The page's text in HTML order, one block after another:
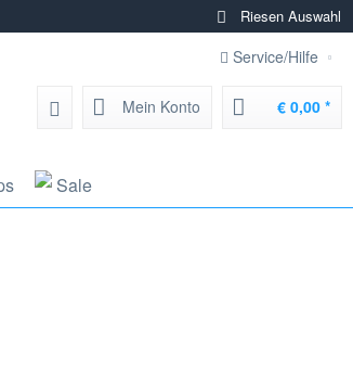
Riesen Auswahl
Service/Hilfe
Mein Konto € 0,00 *
Sale